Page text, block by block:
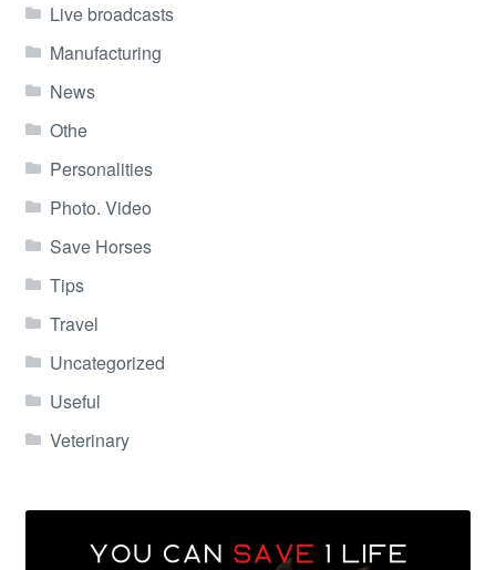
Live broadcasts
Manufacturing
News
Othe
Personalities
Photo. Video
Save Horses
Tips
Travel
Uncategorized
Useful
Veterinary